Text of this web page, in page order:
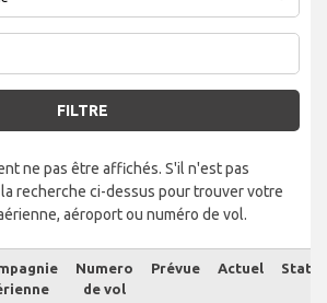
FILTRE
ne pas être affichés. S'il n'est pas
recherche ci-dessus pour trouver votre
aéroport ou numéro de vol.
Numero
de vol
Prévue Actuel Statut